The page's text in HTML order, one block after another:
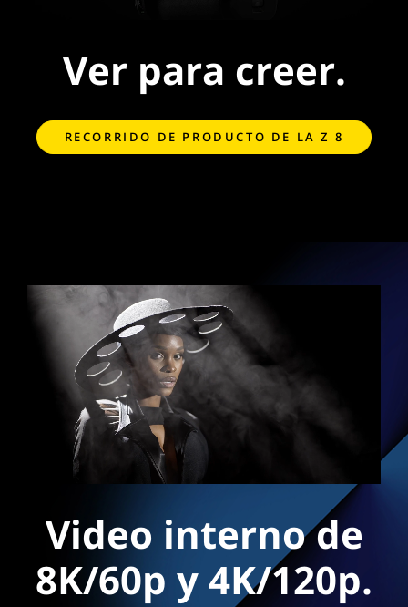
Ver para creer.
RECORRIDO DE PRODUCTO DE LA Z 8
Video interno de
8K/60p y 4K/120p.